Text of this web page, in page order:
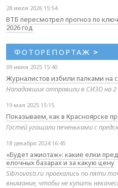
28 июля 2026 15:54
ВТБ пересмотрел прогноз по
2026 год
ФОТОРЕПОРТАЖ >
09 июня 2025 15:40
Журналистов избили палками на
Нападавших отправили в СИЗО на 2
19 мая 2025 15:15
Показываем, как в Красноярске
Гостей угощали печеньками с
18 декабря 2024 16:45
«Будет ажиотаж»: какие елки
елочных базарах и за какую цену
Sibnovosti.ru проехались по пяти
внимание, чтобы не купить